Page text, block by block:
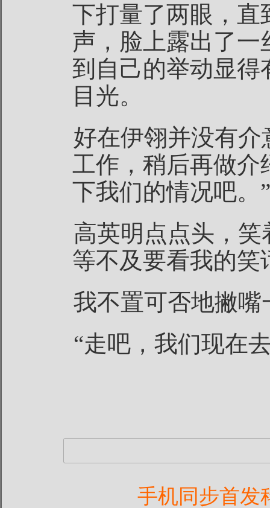
下打量了两眼，直
声，脸上露出了一
到自己的举动显得
目光。
好在伊翎并没有
工作，稍后再做介
下我们的情况吧。”
高英明点点头，
等不及要看我的笑
我不置可否地撇嘴
“走吧，我们现在
手机同步首发